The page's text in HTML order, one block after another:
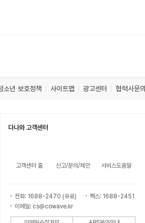
소년 보호정책 사이트맵 광고센터 협력사문의
다나와 고객센터
고객센터 홈 신고/문의/제안 서비스도움말
전화: 1688-2470 (유료)
팩스: 1688-2451
이메일: cs@cowave.kr